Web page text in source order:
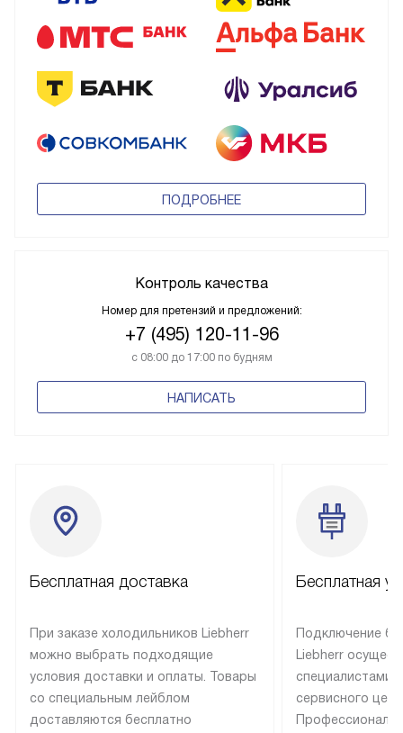
ПОДРОБНЕЕ
Контроль качества
Номер для претензий и предложений:
+7 (495) 120-11-96
с 08:00 до 17:00 по будням
НАПИСАТЬ
Бесплатная доставка
При заказе холодильников Liebherr
можно выбрать подходящие
условия доставки и оплаты. Товары
со специальным лейблом
доставляются бесплатно
Бесплатная
Подключение
Liebherr
специалистами
сервисного